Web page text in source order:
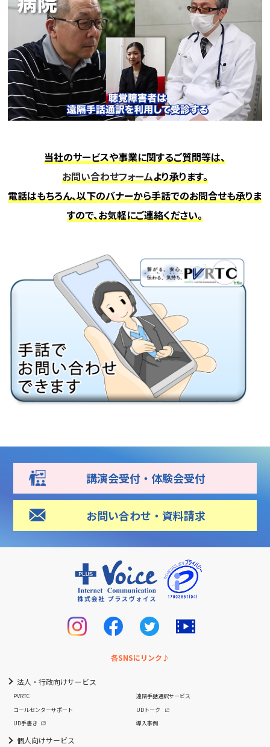
当社のサービスや事業に関するご質問等は、
お問い合わせフォームより承ります。
電話はもちろん、以下のバナーから手話でのお問合せも承りま
すので、お気軽にご連絡ください。
講演会受付・体験会受付
お問い合わせ・資料請求
各SNSにリンク♪
法人・行政向けサービス
PVRTC
遠隔手話通訳サービス
コールセンターサポート
UDトーク
UD手書き
導入事例
個人向けサービス